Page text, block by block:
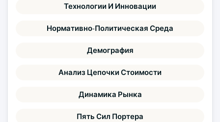
Технологии И Инновации
Нормативно-Политическая Среда
Демография
Анализ Цепочки Стоимости
Динамика Рынка
Пять Сил Портера